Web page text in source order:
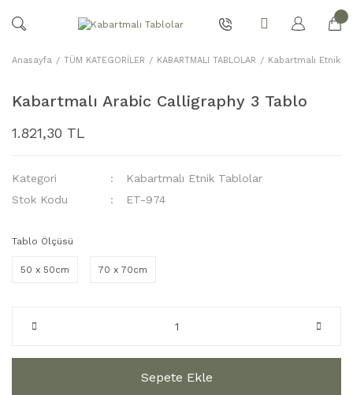
Anasayfa TÜM KATEGORİLER KABARTMALI TABLOLAR Kabartmalı Etnik
Kabartmalı Arabic Calligraphy 3 Tablo
1.821,30 TL
Kategori
Kabartmalı Etnik Tablolar
Stok Kodu
ET-974
Tablo Ölçüsü
50 x 50cm 70 x 70cm
Sepete Ekle